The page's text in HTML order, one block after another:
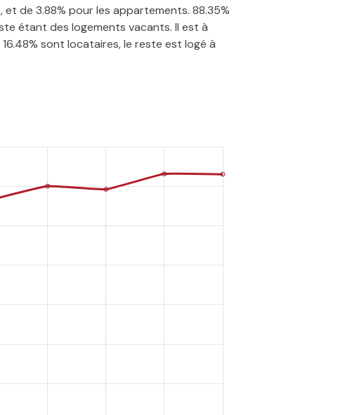
de 3.88% pour les appartements. 88.35%
étant des logements vacants. Il est à
sont locataires, le reste est logé à